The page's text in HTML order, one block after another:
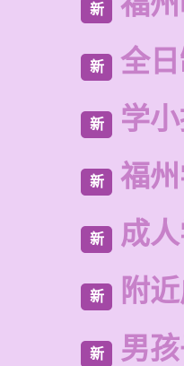
新
新 全
新 学
新 福
新 成
新 附
新 男